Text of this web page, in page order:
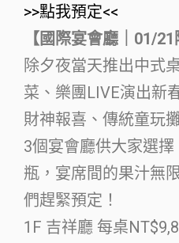
>>點我預定<<
【國際宴會廳｜01/21
除夕夜當天推出中式
菜、樂團LIVE演出新
財神報喜、傳統童玩
3個宴會廳供大家選
瓶，宴席間的果汁無
們趕緊預定！
1F 吉祥廳 每桌